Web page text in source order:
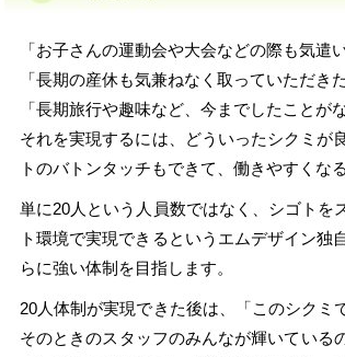
「お子さんの運動会や大会などの際も気遣
「長期の産休も気兼ねなく取っていただき
「長期旅行や趣味など、今までしたことが
それを実現するには、どういったシクミが
トのバトンタッチもできて、働きやすくな
単に20人という人員数ではなく、シゴトを
ト環境で実現できるというエムデザイン
らに強い体制を目指します。
20人体制が実現できた後は、「このシクミ
そのときのスタッフのみんなが輝いている